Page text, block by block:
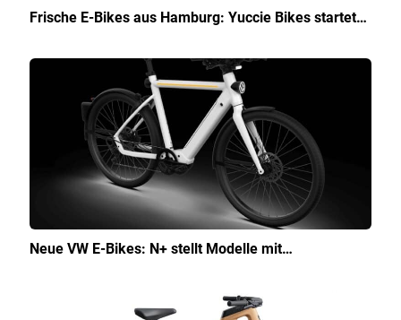
Frische E-Bikes aus Hamburg: Yuccie Bikes startet…
Neue VW E-Bikes: N+ stellt Modelle mit…